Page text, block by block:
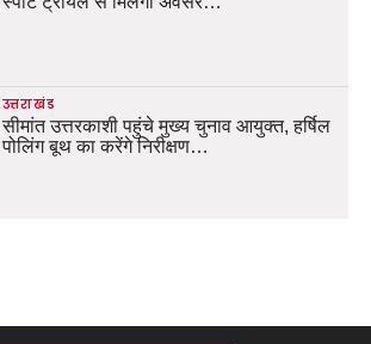
उत्तराखंड
सीमांत उत्तरकाशी पहुंचे मुख्य चुनाव आयुक्त, हर्षिल
पोलिंग बूथ का करेंगे निरीक्षण…